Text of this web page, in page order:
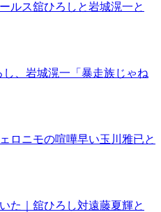
ルス舘ひろしと岩城滉一と
し、岩城滉一「暴走族じゃね
ロニモの喧嘩早い玉川雅已と
た｜舘ひろし対遠藤夏輝と